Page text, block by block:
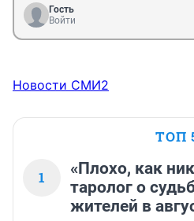
Гость
Войти
Новости СМИ2
ТОП
1
«Плохо, как
таролог о
жителей в